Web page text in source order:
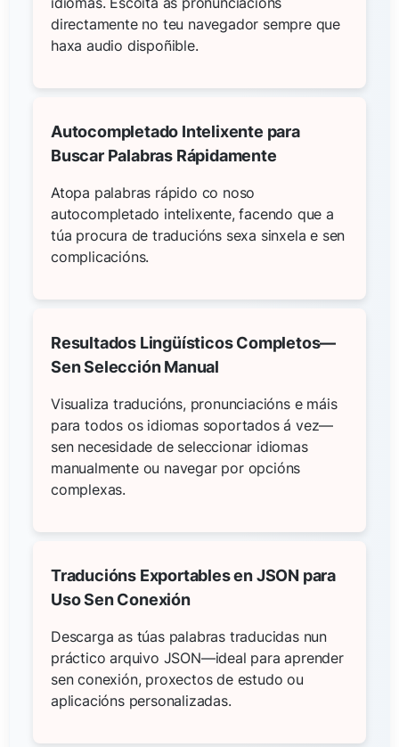
directamente no teu navegador sempre que
haxa audio dispoñible.
Autocompletado Intelixente para
Buscar Palabras Rápidamente
Atopa palabras rápido co noso
autocompletado intelixente, facendo que a
túa procura de traducións sexa sinxela e sen
complicacións.
Resultados Lingüísticos Completos—
Sen Selección Manual
Visualiza traducións, pronunciacións e máis
para todos os idiomas soportados á vez—
sen necesidade de seleccionar idiomas
manualmente ou navegar por opcións
complexas.
Traducións Exportables en JSON para
Uso Sen Conexión
Descarga as túas palabras traducidas nun
práctico arquivo JSON—ideal para aprender
sen conexión, proxectos de estudo ou
aplicacións personalizadas.